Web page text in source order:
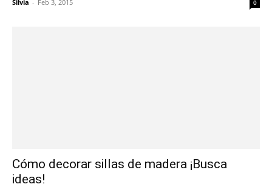
Silvia - Feb 3, 2015 0
Cómo decorar sillas de madera ¡Busca
ideas!